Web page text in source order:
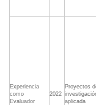
Experiencia
como
Evaluador
2022
Proyectos
aplicada